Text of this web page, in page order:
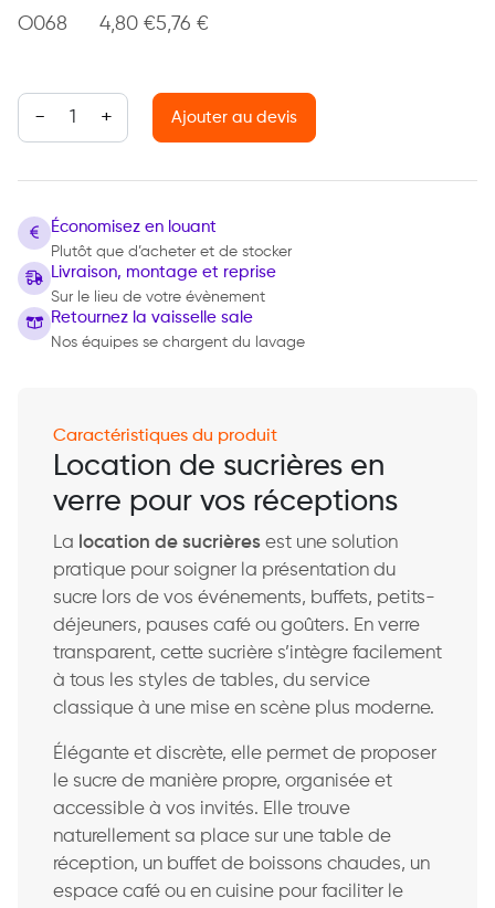
O068 4,80 €5,76 €
quantité de Sucrière
Ajouter au devis
Économisez en louant
Plutôt que d’acheter et de stocker
Livraison, montage et reprise
Sur le lieu de votre évènement
Retournez la vaisselle sale
Nos équipes se chargent du lavage
Caractéristiques du produit
Location de sucrières en
verre pour vos réceptions
La location de sucrières est une solution
pratique pour soigner la présentation du
sucre lors de vos événements, buffets, petits-
déjeuners, pauses café ou goûters. En verre
transparent, cette sucrière s’intègre facilement
à tous les styles de tables, du service
classique à une mise en scène plus moderne.
Élégante et discrète, elle permet de proposer
le sucre de manière propre, organisée et
accessible à vos invités. Elle trouve
naturellement sa place sur une table de
réception, un buffet de boissons chaudes, un
espace café ou en cuisine pour faciliter le